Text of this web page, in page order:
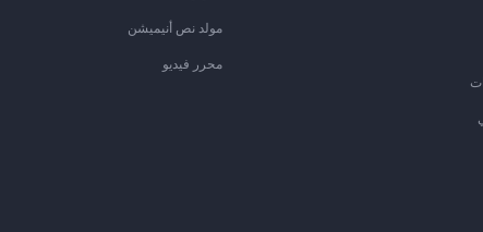
مولد نص أنيميشن
محرر فيديو